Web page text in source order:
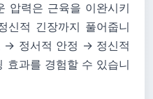
압력은 근육을 이완시키
신적 긴장까지 풀어줍니
→ 정서적 안정 → 정신적
효과를 경험할 수 있습니